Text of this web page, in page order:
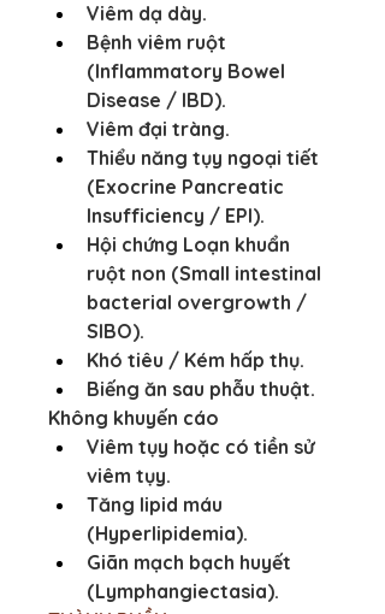
Viêm dạ dày.
Bệnh viêm ruột
(Inflammatory Bowel
Disease / IBD).
Viêm đại tràng.
Thiểu năng tụy ngoại tiết
(Exocrine Pancreatic
Insufficiency / EPI).
Hội chứng Loạn khuẩn
ruột non (Small intestinal
bacterial overgrowth /
SIBO).
Khó tiêu / Kém hấp thụ.
Biếng ăn sau phẫu thuật.​
Không khuyến cáo
Viêm tụy hoặc có tiền sử
viêm tụy.
Tăng lipid máu
(Hyperlipidemia).
Giãn mạch bạch huyết
(Lymphangiectasia).